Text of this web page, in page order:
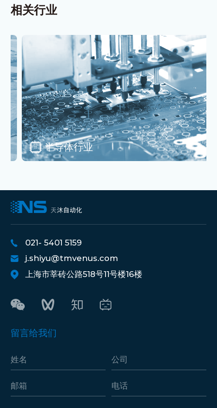
相关行业
半导体行业
021- 5401 5159
j.shiyu@tmvenus.com
上海市莘砖公路518号11号楼16楼
留言给我们